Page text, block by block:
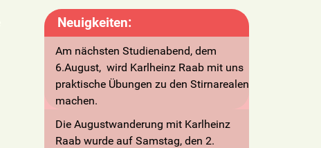
Neuigkeiten:
Am nächsten Studienabend, dem
6.August, wird Karlheinz Raab mit uns
praktische Übungen zu den Stirnarealen
machen.
Die Augustwanderung mit Karlheinz
Raab wurde auf Samstag, den 2.